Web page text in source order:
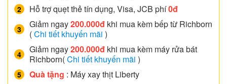
Hỗ trợ quẹt thẻ tín dụng, Visa, JCB phí0đ
Giảm ngay200.000đ khi mua kèm bếp từ Richborn
(Chi tiết khuyến mãi )
Giảm ngay200.000đ khi mua kèm máy rửa bát
Richborn(Chi tiết khuyến mãi )
Quà tặng : Máy xay thịt Liberty